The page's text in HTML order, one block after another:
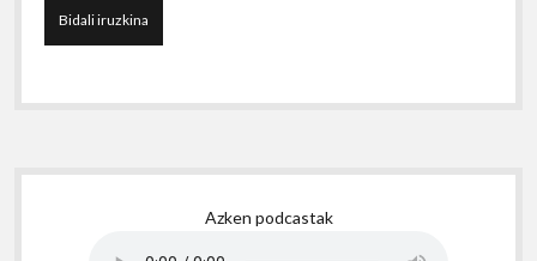
Sidebar
Azken podcastak